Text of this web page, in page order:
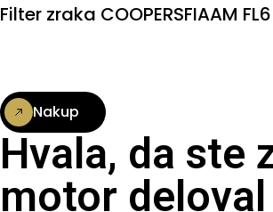
Filter zraka COOPERSFIAAM
Nakup
Hvala, da ste
motor